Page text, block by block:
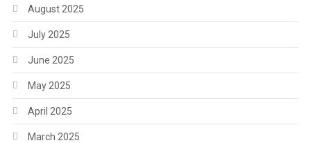
August 2025
July 2025
June 2025
May 2025
April 2025
March 2025